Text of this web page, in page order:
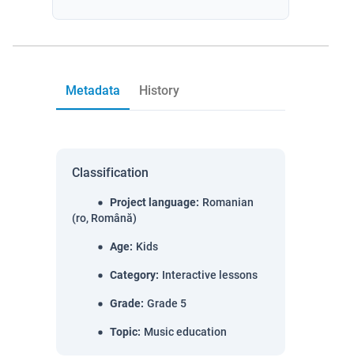
Metadata History
Classification
Project language: Romanian
(ro, Română)
Age: Kids
Category: Interactive lessons
Grade: Grade 5
Topic: Music education